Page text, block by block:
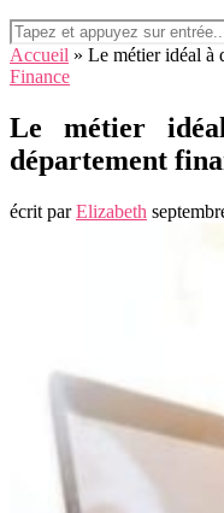
Accueil » Le métier idéal à
Finance
Le métier
département
écrit parElizabeth